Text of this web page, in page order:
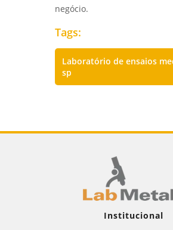
negócio.
Tags:
Laboratório de ensaios
sp
Institucional